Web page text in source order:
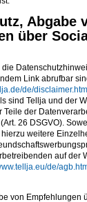
Abgabe
über
die
Link abrufbar
de/disclaimer.html
sind Tellja und der
Teile der
26 DSGVO).
weitere
auf der
de/
von Empfehlungen